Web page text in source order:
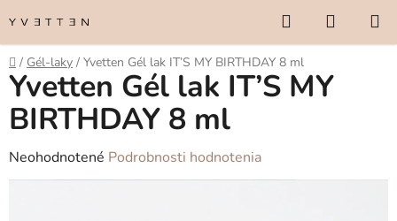
na
obsah
Hľadať
KOŠÍK
Domov
/ Gél-laky / Yvetten Gél lak IT’S MY BIRTHDAY 8 ml
Yvetten Gél lak IT’S MY
BIRTHDAY 8 ml
Priemerné
hodnotenie
Neohodnotené Podrobnosti hodnotenia